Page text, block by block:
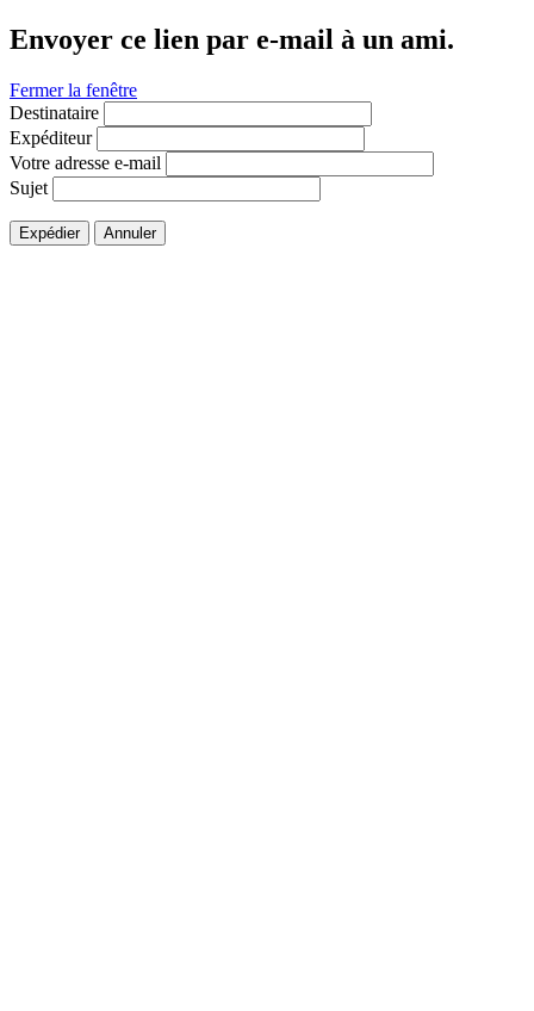
Envoyer ce lien par e-mail à un ami.
Fermer la fenêtre
Destinataire
Expéditeur
Votre adresse e-mail
Sujet
Expédier Annuler